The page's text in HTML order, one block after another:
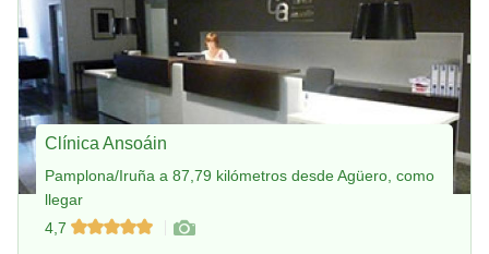
Clínica Ansoáin
Pamplona/Iruña a 87,79 kilómetros desde Agüero, como
llegar
4,7